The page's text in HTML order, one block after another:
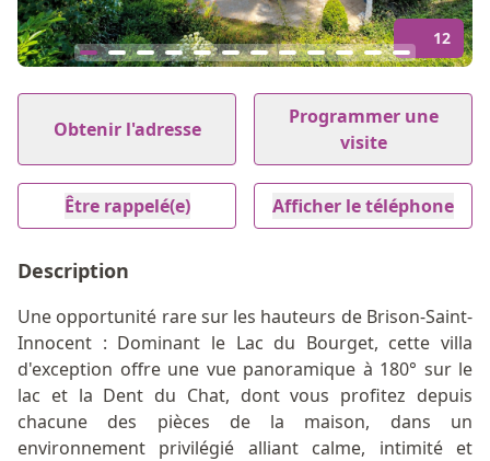
12
1
12
Obtenir l'adresse
Programmer une
visite
Être rappelé(e) Afficher le téléphone
Description
Une opportunité rare sur les hauteurs de Brison-Saint-
Innocent : Dominant le Lac du Bourget, cette villa
d'exception offre une vue panoramique à 180° sur le
lac et la Dent du Chat, dont vous profitez depuis
chacune des pièces de la maison, dans un
environnement privilégié alliant calme, intimité et